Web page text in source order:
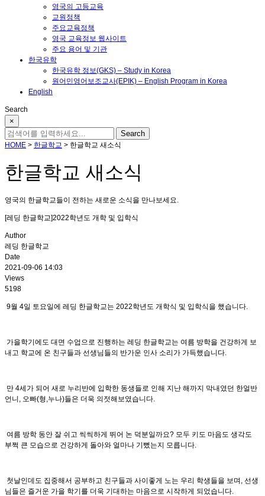
영국의 고등교육
교원정책
주요교육정책
영국 교육정보 웹사이트
주요 용어 및 기관
한국유학
한국유학 정보(GKS) – Study in Korea
원어민영어보조교사(EPIK) – English Program in Korea
English
Search
×
HOME > 한글학교 > 한글학교 새소식
한글학교 새소식
영국의 한글학교들이 전하는 새로운 소식을 만나보세요.
[레딩 한글학교]2022학년도 개학 및 입학식
Author
레딩 한글학교
Date
2021-09-06 14:03
Views
5198
9월 4일 토요일에 레딩 한글학교는 2022학년도 개학식 및 입학식을 했습니다.
가을학기에도 대면 수업으로 진행하는 레딩 한글학교는 여름 방학을 건강하게 보
내고 학교에 온 친구들과 선생님들의 반가운 인사 소리가 가득했습니다.
만 4세가 되어 새로 누리반에 입학한 동생들로 인해 지난 해까지 막내였던 한얼반
언니, 오빠(형,누나)들은 더욱 의젓해보였습니다.
여름 방학 동안 잘 쉬고 씩씩하게 뛰어 논 덕분일까요? 모두 키도 마음도 생각도
부쩍 큰 모습으로 건강하게 돌아와 얼마나 기뻤는지 모릅니다.
첫날인데도 집중해서 공부하고 친구들과 사이좋게 노는 우리 학생들을 보며, 선생
님들은 즐거운 가을 학기를 더욱 기대하는 마음으로 시작하게 되었습니다.